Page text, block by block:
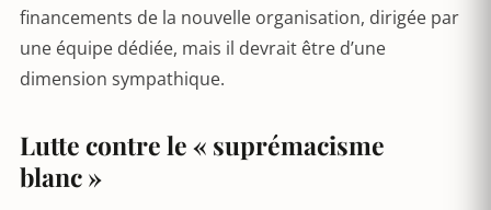
financements de la nouvelle organisation, dirigée par
une équipe dédiée, mais il devrait être d’une
dimension sympathique.
Lutte contre le « suprémacisme
blanc »